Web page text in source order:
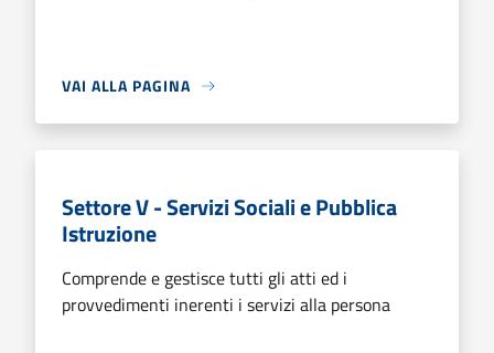
VAI ALLA PAGINA
Settore V - Servizi Sociali e Pubblica
Istruzione
Comprende e gestisce tutti gli atti ed i
provvedimenti inerenti i servizi alla persona